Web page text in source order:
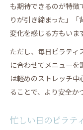
も期待できるのが特徴
りが引き締まった」
変化を感じる方もいま
ただし、毎日ピラティ
に合わせてメニューを
は軽めのストレッチ
ることで、より安全か
忙しい日のピラテ